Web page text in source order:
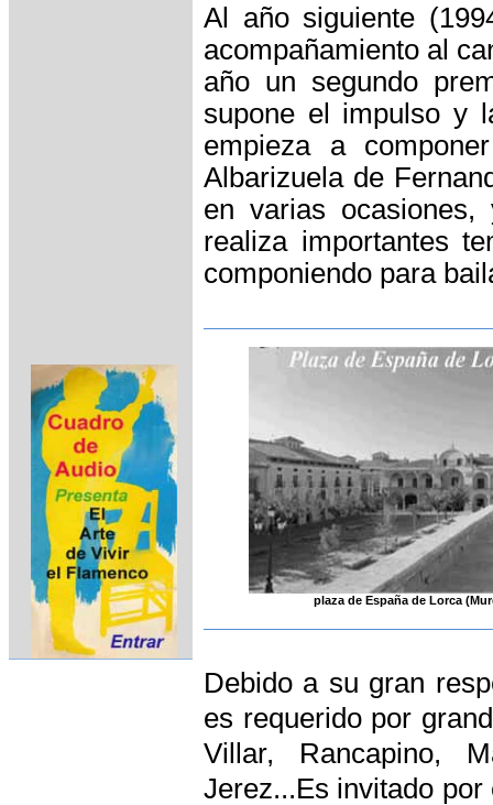
Al año siguiente
acompañamiento al
año un segundo
supone el impulso y
empieza a
Albarizuela de
en varias
realiza importantes
componiendo para
plaza de España de Lorca
Debido a su gran
es requerido por
Villar, Rancapino,
Jerez...Es invitado